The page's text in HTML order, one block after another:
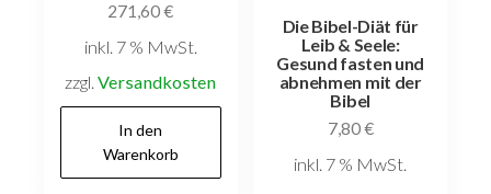
271,60€
inkl. 7 % MwSt.
zzgl.Versandkosten
In den
Warenkorb
Die Bibel-Diät für
Leib & Seele:
Gesund fasten und
abnehmen mit der
Bibel
7,80€
inkl. 7 % MwSt.